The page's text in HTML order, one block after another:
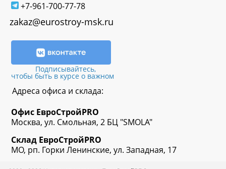
+7-961-700-77-78
zakaz@eurostroy-msk.ru
Подписывайтесь,
чтобы быть в курсе о важном
Адреса офиса и склада:
Офис ЕвроСтройPRO
Москва, ул. Смольная, 2 БЦ "SMOLA"
Склад ЕвроСтройPRO
МО, рп. Горки Ленинские, ул. Западная, 17